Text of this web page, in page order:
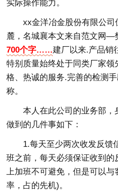
实际操作能力。
xx金洋冶金股份有限公
麓，名城襄本文来自范文网—
700个字……建厂以来.产品销
特别质量始终处于同类厂家
格、热诚的服务.完善的检测
称。
本人在此公司的业务部
做到的几件事如下：
1.每天至少两次收发反馈
班之前，每天必须保证收到
上加班不可避免，但是可以
率，占的先机)。